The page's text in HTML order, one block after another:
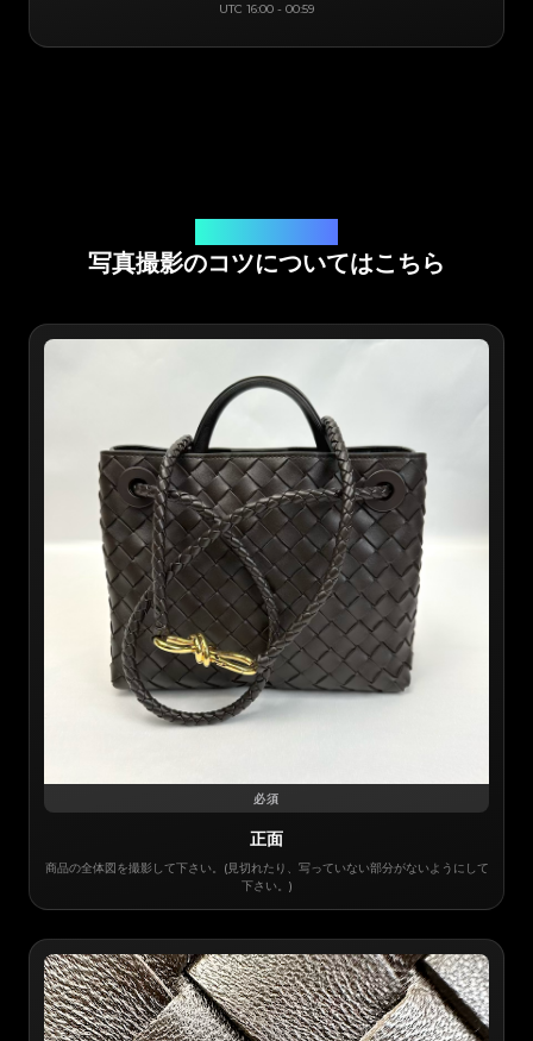
UTC 16:00 - 00:59
写真撮影のコツについてはこちら
必須
正面
商品の全体図を撮影して下さい。(見切れたり、写っていない部分がないようにして
下さい。)